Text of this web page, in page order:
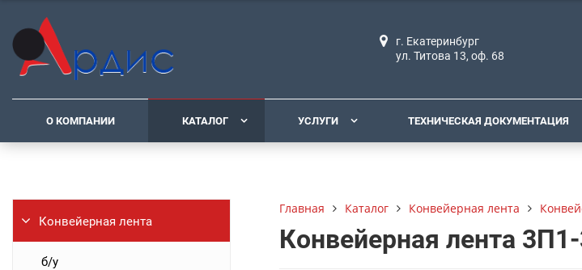
г. Екатеринбург
ул. Титова 13, оф. 68
О КОМПАНИИ КАТАЛОГ УСЛУГИ ТЕХНИЧЕСКАЯ ДОКУМЕНТАЦИЯ
Конвейерная лента
б/у
Главная Каталог Конвейерная лента
Конвейерная лента